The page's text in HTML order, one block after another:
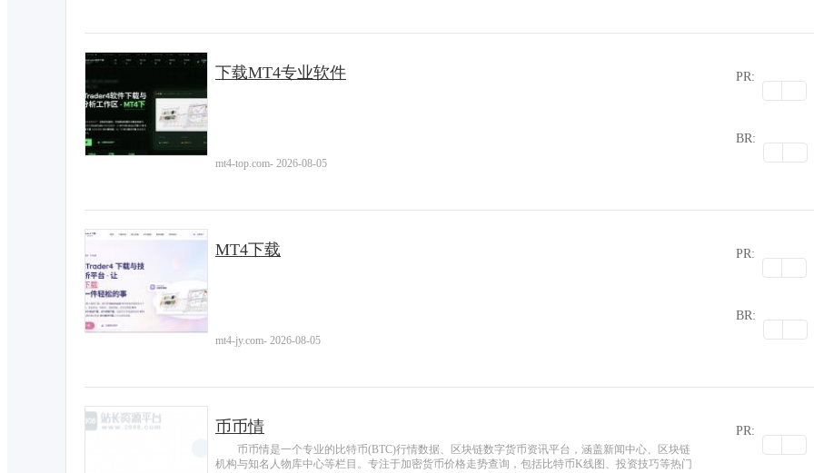
下载MT4专业软件
mt4-top.com- 2026-08-05
PR:
BR:
MT4下载
mt4-jy.com- 2026-08-05
PR:
BR:
币币情
币币情是一个专业的比特币(BTC)行情数据、区块链数字货币资讯平台，涵盖新闻中心、区块链
机构与知名人物库中心等栏目。专注于加密货币价格走势查询，包括比特币K线图、投资技巧等热门
PR: